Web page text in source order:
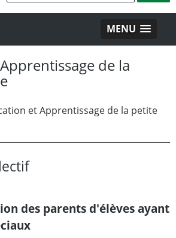
MENU
de la
et Apprentissage de la petite
des parents d'élèves ayant